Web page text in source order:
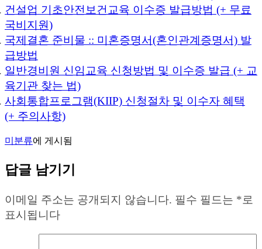
건설업 기초안전보건교육 이수증 발급방법 (+ 무료
국비지원)
국제결혼 준비물 :: 미혼증명서(혼인관계증명서) 발
급방법
일반경비원 신임교육 신청방법 및 이수증 발급 (+ 교
육기관 찾는 법)
사회통합프로그램(KIIP) 신청절차 및 이수자 혜택
(+ 주의사항)
미분류에 게시됨
답글 남기기
이메일 주소는 공개되지 않습니다. 필수 필드는 *로
표시됩니다